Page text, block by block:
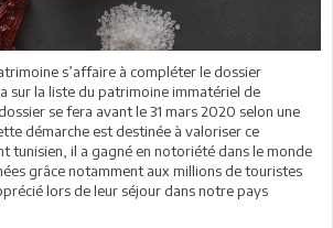
s’affaire à compléter le dossier
sur la liste du patrimoine immatériel de
se fera avant le 31 mars 2020 selon une
démarche est destinée à valoriser ce
tunisien, il a gagné en notoriété dans le monde
grâce notamment aux millions de touristes
lors de leur séjour dans notre pays